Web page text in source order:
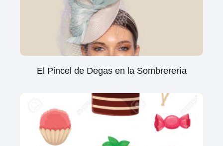
El Pincel de Degas en la Sombrerería